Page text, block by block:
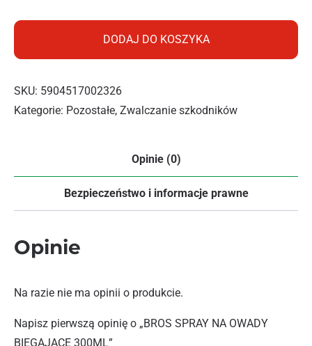
DODAJ DO KOSZYKA
SKU: 5904517002326
Kategorie: Pozostałe, Zwalczanie szkodników
Opinie (0)
Bezpieczeństwo i informacje prawne
Opinie
Na razie nie ma opinii o produkcie.
Napisz pierwszą opinię o „BROS SPRAY NA OWADY
BIEGAJĄCE 300ML”